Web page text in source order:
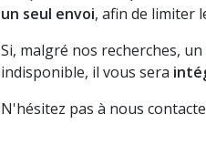
un seul envoi, afin de limiter
Si, malgré nos recherches,
indisponible, il vous sera
N'hésitez pas à nous